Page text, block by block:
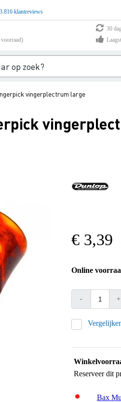
klantreviews
30
vingerplectrum large
€ 3,39
Online
- +
Reserveer dit
Bax